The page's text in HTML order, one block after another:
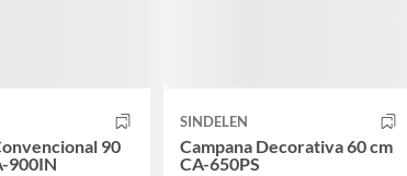
90
900IN
SINDELEN
Campana Decorativa 60 cm
CA-650PS